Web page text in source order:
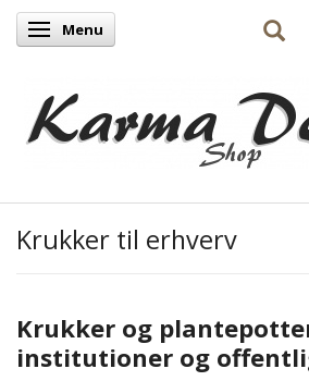
Skifte navigation
Menu
Krukker til erhverv
Krukker og
institutioner og